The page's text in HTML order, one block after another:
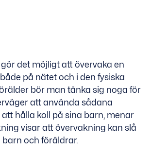
det möjligt att övervaka en
på nätet och i den fysiska
bör man tänka sig noga för
att använda sådana
hålla koll på sina barn, menar
visar att övervakning kan slå
barn och föräldrar.